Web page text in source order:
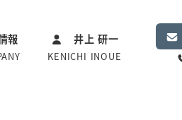
報 井上 研一
KENICHI INOUE